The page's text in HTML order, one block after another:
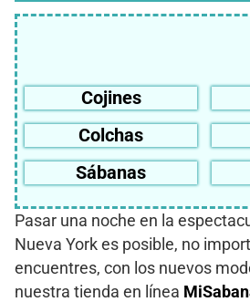
Cojines
Colchas
Sábanas
Pasar una noche en la
Nueva York es posible, no
encuentres, con los nuevos
nuestra tienda en línea